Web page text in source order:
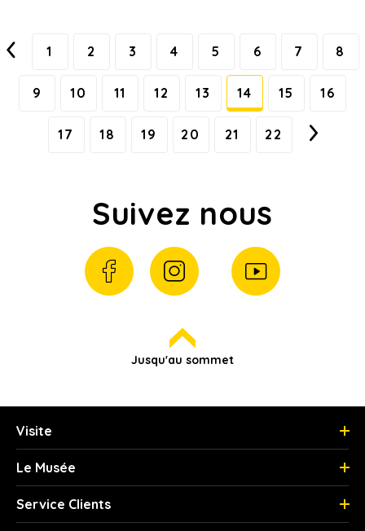
1 2 3 4 5 6 7 8
9 10 11 12 13 14 15 16
17 18 19 20 21 22
Suivez nous
Jusqu'au sommet
Visite
Le Musée
Service Clients